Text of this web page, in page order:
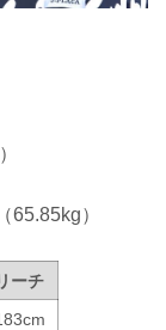
65.85kg）
ーチ